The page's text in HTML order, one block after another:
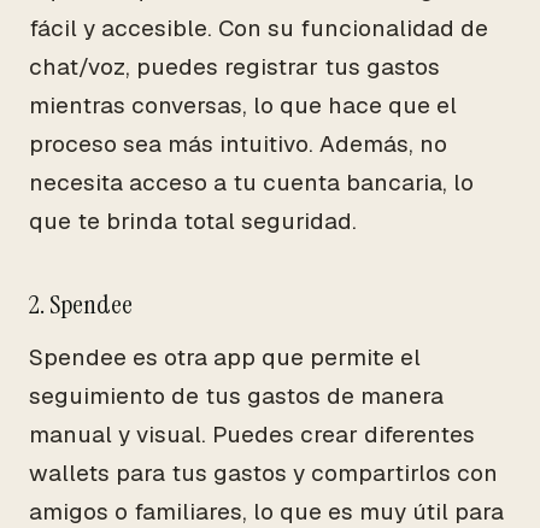
fácil y accesible. Con su funcionalidad de
chat/voz, puedes registrar tus gastos
mientras conversas, lo que hace que el
proceso sea más intuitivo. Además, no
necesita acceso a tu cuenta bancaria, lo
que te brinda total seguridad.
2. Spendee
Spendee es otra app que permite el
seguimiento de tus gastos de manera
manual y visual. Puedes crear diferentes
wallets para tus gastos y compartirlos con
amigos o familiares, lo que es muy útil para